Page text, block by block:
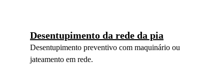
Desentupimento da rede da pia
Desentupimento preventivo com maquinário ou
jateamento em rede.